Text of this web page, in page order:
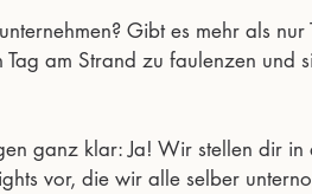
Gibt es mehr als nur
am Strand zu faulenzen und
ganz klar: Ja! Wir stellen dir in
vor, die wir alle selber